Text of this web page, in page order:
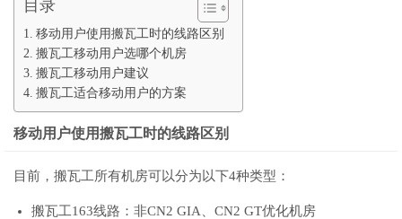
目录
移动用户使用搬瓦工时的线路区别
搬瓦工移动用户选哪个机房
搬瓦工移动用户建议
搬瓦工适合移动用户的方案
移动用户使用搬瓦工时的线路区别
目前，搬瓦工所有机房可以分为以下4种类型：
搬瓦工163线路：非CN2 GIA、CN2 GT优化机房